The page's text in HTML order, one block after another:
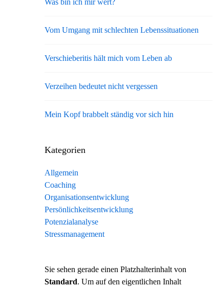
Was bin ich mir wert?
Vom Umgang mit schlechten Lebenssituationen
Verschieberitis hält mich vom Leben ab
Verzeihen bedeutet nicht vergessen
Mein Kopf brabbelt ständig vor sich hin
Kategorien
Allgemein
Coaching
Organisationsentwicklung
Persönlichkeitsentwicklung
Potenzialanalyse
Stressmanagement
Sie sehen gerade einen Platzhalterinhalt von
Standard. Um auf den eigentlichen Inhalt